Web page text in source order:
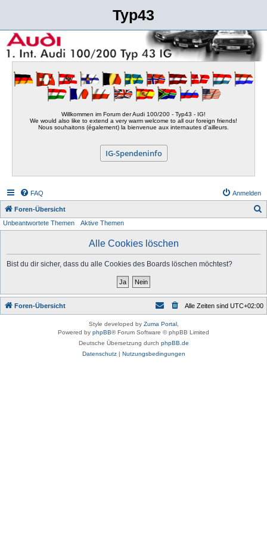
Typ43
Willkommen im Forum der Audi 100/200 - Typ43 - IG!
We would also like to extend a very warm welcome to all our foreign friends!
Nous souhaitons (également) la bienvenue aux internautes d'ailleurs.
IG-Spendeninfo
FAQ Anmelden
Foren-Übersicht
Unbeantwortete Themen Aktive Themen
Alle Cookies löschen
Bist du dir sicher, dass du alle Cookies des Boards löschen möchtest?
Foren-Übersicht Alle Zeiten sind UTC+02:00
Style developed by Zuma Portal,
Powered by phpBB® Forum Software © phpBB Limited
Deutsche Übersetzung durch phpBB.de
Datenschutz| Nutzungsbedingungen